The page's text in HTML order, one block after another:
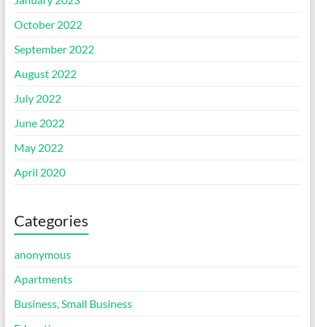
October 2022
September 2022
August 2022
July 2022
June 2022
May 2022
April 2020
Categories
anonymous
Apartments
Business, Small Business